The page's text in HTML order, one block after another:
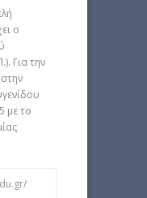
ο
Για την
με το